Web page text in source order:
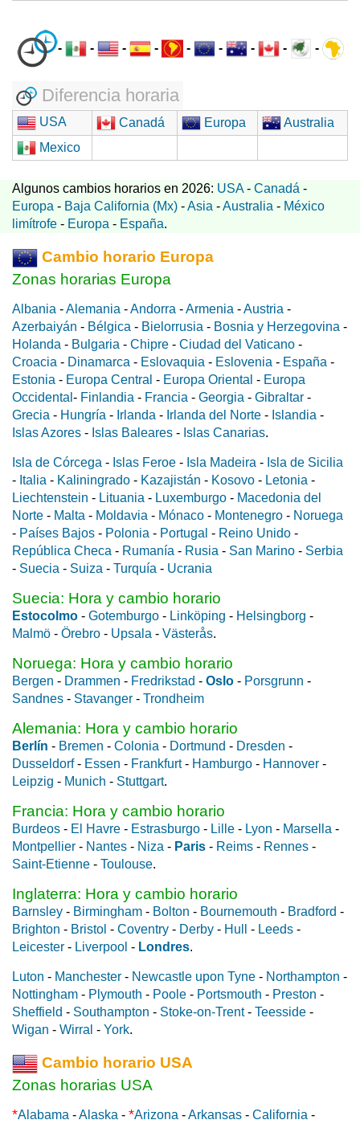
- - - - - - - - -
Diferencia horaria
USA Canadá Europa
Australia
Mexico
Algunos cambios horarios en 2026: USA- Canadá -
Europa - Baja California (Mx) -Asia -Australia - México
limítrofe - Europa - España.
Cambio horario Europa
Zonas horarias Europa
Albania -Alemania -Andorra -Armenia -Austria -
Azerbaiyán - Bélgica - Bielorrusia - Bosnia y Herzegovina -
Holanda - Bulgaria - Chipre - Ciudad del Vaticano -
Croacia - Dinamarca - Eslovaquia - Eslovenia - España -
Estonia - Europa Central - Europa Oriental - Europa
Occidental - Finlandia - Francia - Georgia - Gibraltar -
Grecia - Hungría - Irlanda - Irlanda del Norte - Islandia -
Islas Azores - Islas Baleares - Islas Canarias.
Isla de Córcega - Islas Feroe - Isla Madeira - Isla de Sicilia
- Italia - Kaliningrado - Kazajistán - Kosovo - Letonia -
Liechtenstein - Lituania - Luxemburgo - Macedonia del
Norte - Malta - Moldavia - Mónaco - Montenegro - Noruega
- Países Bajos - Polonia - Portugal - Reino Unido -
República Checa - Rumanía - Rusia - San Marino - Serbia
- Suecia - Suiza - Turquía - Ucrania
Suecia: Hora y cambio horario
Estocolmo - Gotemburgo - Linköping - Helsingborg -
Malmö - Örebro - Upsala - Västerås.
Noruega: Hora y cambio horario
Bergen - Drammen - Fredrikstad - Oslo - Porsgrunn -
Sandnes - Stavanger - Trondheim
Alemania: Hora y cambio horario
Berlín - Bremen - Colonia - Dortmund - Dresden -
Dusseldorf- Essen - Frankfurt- Hamburgo - Hannover -
Leipzig - Munich - Stuttgart.
Francia: Hora y cambio horario
Burdeos - El Havre - Estrasburgo - Lille - Lyon - Marsella -
Montpellier - Nantes - Niza - Paris - Reims - Rennes -
Saint-Etienne - Toulouse.
Inglaterra: Hora y cambio horario
Barnsley - Birmingham - Bolton - Bournemouth - Bradford -
Brighton - Bristol - Coventry - Derby - Hull - Leeds -
Leicester - Liverpool - Londres.
Luton - Manchester - Newcastle upon Tyne - Northampton -
Nottingham - Plymouth - Poole - Portsmouth - Preston -
Sheffield - Southampton - Stoke-on-Trent- Teesside -
Wigan - Wirral - York.
Cambio horario USA
Zonas horarias USA
*Alabama -Alaska - *Arizona -Arkansas - California -